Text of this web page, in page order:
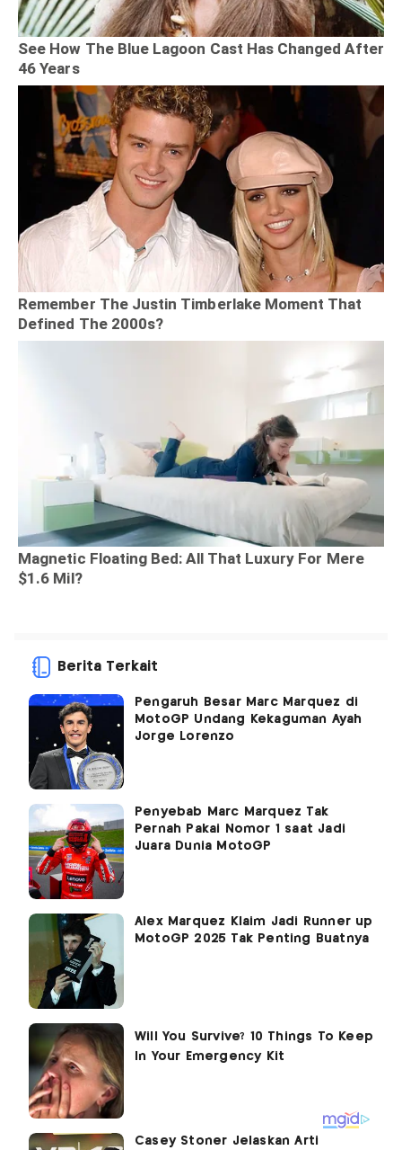
Berita Terkait
Pengaruh Besar Marc Marquez di
MotoGP Undang Kekaguman Ayah
Jorge Lorenzo
Penyebab Marc Marquez Tak
Pernah Pakai Nomor 1 saat Jadi
Juara Dunia MotoGP
Alex Marquez Klaim Jadi Runner up
MotoGP 2025 Tak Penting Buatnya
Casey Stoner Jelaskan Arti